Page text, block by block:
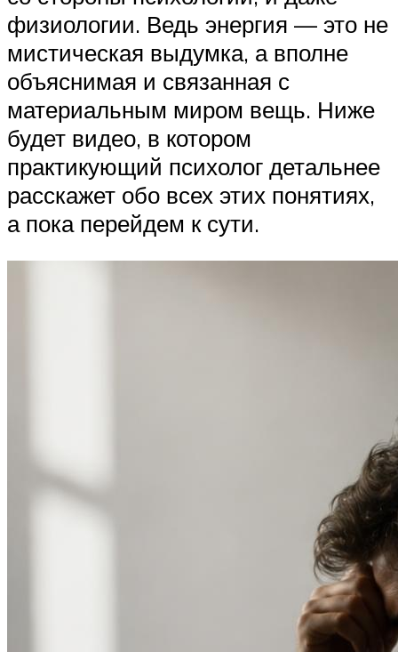
физиологии. Ведь энергия — это не
мистическая выдумка, а вполне
объяснимая и связанная с
материальным миром вещь. Ниже
будет видео, в котором
практикующий психолог детальнее
расскажет обо всех этих понятиях,
а пока перейдем к сути.